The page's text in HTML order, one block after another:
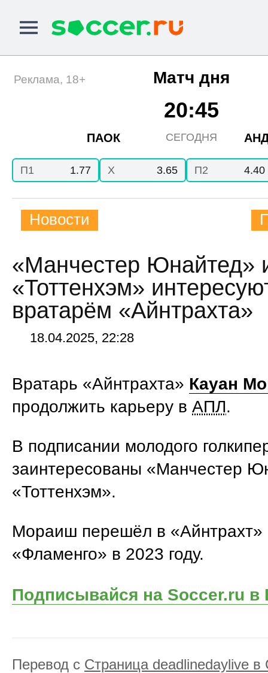
Матч дня
ПАОК
20:45
СЕГОДНЯ
Реклама, 18+
П1 1.77 X 3.65 П2 4.40
Новости
«Манчестер Юнайтед»
«Тоттенхэм»
вратарём «Айнтрахта»
18.04.2025, 22:28
Вратарь «Айнтрахта» Кауан
продолжить карьеру в АПЛ.
В подписании молодого
заинтересованы «Манчестер
«Тоттенхэм».
Мораиш перешёл в «Айнтрахт»
«Фламенго» в 2023 году.
Подписывайся на Soccer.ru в
Перевод с Страница deadlinedaylive в